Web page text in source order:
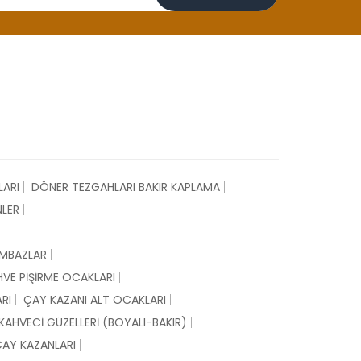
DÖNER TEZGAHLARI BAKIR KAPLAMA
PİŞİRME OCAKLARI
ÇAY KAZANI ALT OCAKLARI
GÜZELLERİ (BOYALI-BAKIR)
KAZANLARI